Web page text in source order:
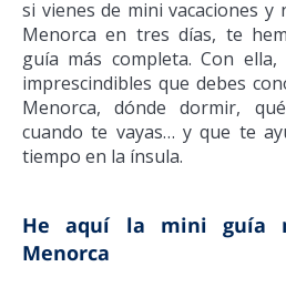
si vienes de mini vacaciones y
Menorca en tres días, te
guía más completa. Con
imprescindibles que debes
Menorca, dónde dormir,
cuando te vayas… y que te
tiempo en la ínsula.
He aquí la mini guía
Menorca